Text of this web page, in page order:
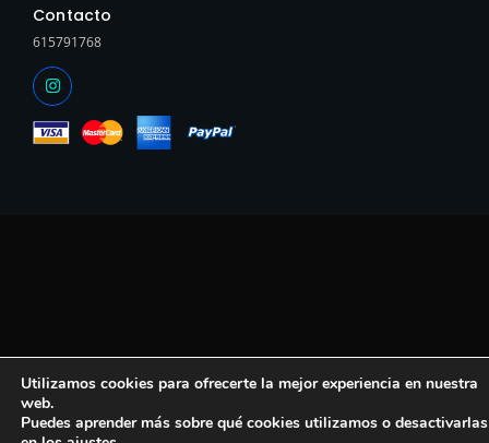
Contacto
615791768
Utilizamos cookies para ofrecerte la mejor experiencia en nuestra
web.
Puedes aprender más sobre qué cookies utilizamos o desactivarlas